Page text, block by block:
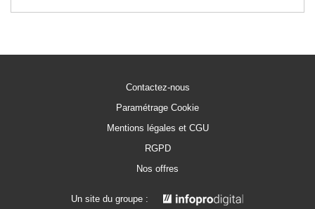
Contactez-nous
Paramétrage Cookie
Mentions légales et CGU
RGPD
Nos offres
Un site du groupe :